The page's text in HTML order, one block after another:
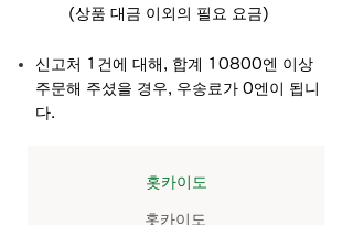
(상품 대금 이외의 필요 요금)
신고처 1건에 대해, 합계 10800엔 이상
주문해 주셨을 경우, 우송료가 0엔이 됩니
다.
​홋카이도
홋카이도